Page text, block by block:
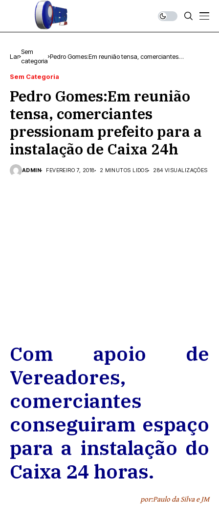
Lar
Sem
categoria
Pedro Gomes:Em reunião tensa, comerciantes
Sem Categoria
Pedro Gomes:Em reunião
tensa, comerciantes
pressionam prefeito para a
instalação de Caixa 24h
ADMIN FEVEREIRO 7, 2018 2 MINUTOS LIDOS 284 VISUALIZAÇÕES
Com apoio de
Vereadores,
comerciantes
conseguiram espaço
para a instalação do
Caixa 24 horas.
por:Paulo da Silva e JM